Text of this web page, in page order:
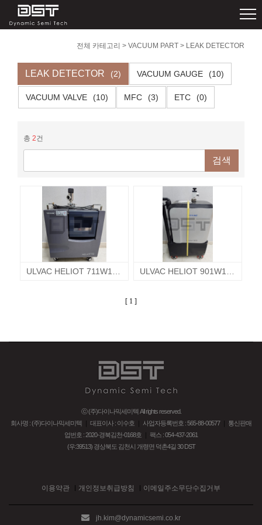
전체 카테고리 > VACUUM PART > LEAK DETECTOR
LEAK DETECTOR (2) VACUUM GAUGE (10)
VACUUM VALVE (10) MFC (3) ETC (0)
총 2건
검색
[ 1 ]
ⓒ (주)다이나믹세미텍 All rights reserved.
회사명 : (주)다이나믹세미텍
대표이사 : 이수호 사업자등록번호 : 565-88-00577｜ 통신판매
업번호 : 2020-경북김천-0168호
팩스 : 054-437-2061
(우:39513) 경상북도 김천시 개령면 덕촌4길 30 DST
이용약관 개인정보취급방침 이메일주소무단수집거부
jh.kim@dynamicsemi.co.kr